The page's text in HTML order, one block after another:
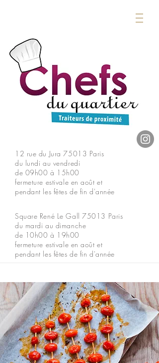
12 rue du Jura75013 Paris
du lundi au vendredi
de 09h00 à 15h00
fermeture estivale en août et
pendant les fêtes de fin d'année
Square René Le Gall75013 Paris
du mardi au dimanche
de 10h00 à 19h00
fermeture estivale en août et
pendant les fêtes de fin d'année